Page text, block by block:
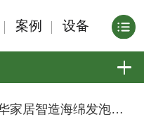
案例 设备
陕西敏华家居智造海绵发泡废气治理工程